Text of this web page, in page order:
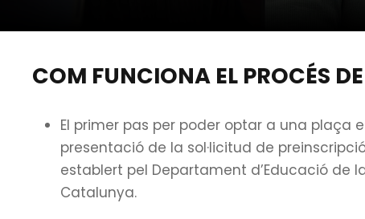
COM FUNCIONA EL PROCÉS
El primer pas per poder optar a una plaça
presentació de la sol·licitud de
establert pel Departament d’Educació de
Catalunya.